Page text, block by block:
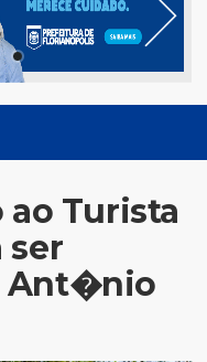
Turista
ser
Ant�nio